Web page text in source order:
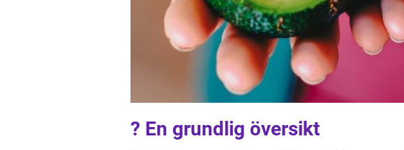
? En grundlig översikt